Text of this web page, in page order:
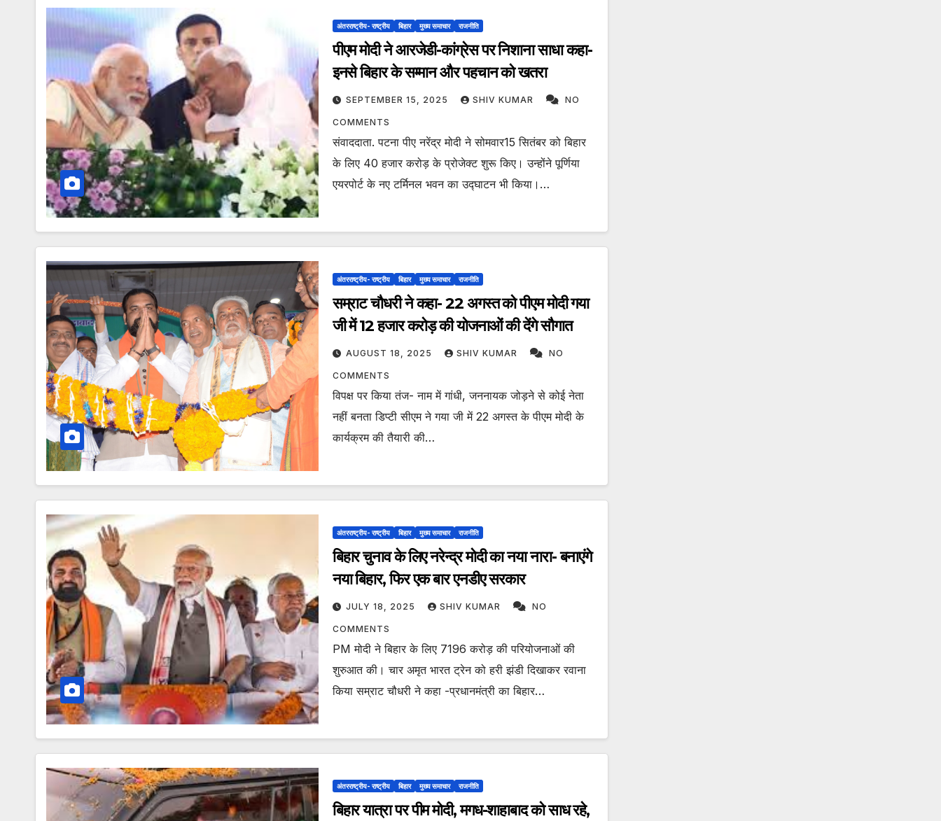
अंतरराष्ट्रीय- राष्ट्रीय बिहार मुख्य समाचार राजनीति
पीएम मोदी ने आरजेडी-कांग्रेस पर निशाना साधा कहा-
इनसे बिहार के सम्मान और पहचान को खतरा
SEPTEMBER 15, 2025 SHIV KUMAR NO
COMMENTS
संवाददाता. पटना पीए नरेंद्र मोदी ने सोमवार15 सितंबर को बिहार
के लिए 40 हजार करोड़ के प्रोजेक्ट शुरू किए। उन्होंने पूर्णिया
एयरपोर्ट के नए टर्मिनल भवन का उद्घाटन भी किया।…
अंतरराष्ट्रीय- राष्ट्रीय बिहार मुख्य समाचार राजनीति
सम्राट चौधरी ने कहा- 22 अगस्त को पीएम मोदी गया
जी में 12 हजार करोड़ की योजनाओं की देंगे सौगात
AUGUST 18, 2025 SHIV KUMAR NO
COMMENTS
विपक्ष पर किया तंज- नाम में गांधी, जननायक जोड़ने से कोई नेता
नहीं बनता डिप्टी सीएम ने गया जी में 22 अगस्त के पीएम मोदी के
कार्यक्रम की तैयारी की…
अंतरराष्ट्रीय- राष्ट्रीय बिहार मुख्य समाचार राजनीति
बिहार चुनाव के लिए नरेन्द्र मोदी का नया नारा- बनाएंगे
नया बिहार, फिर एक बार एनडीए सरकार
JULY 18, 2025 SHIV KUMAR NO
COMMENTS
PM मोदी ने बिहार के लिए 7196 करोड़ की परियोजनाओं की
शुरुआत की। चार अमृत भारत ट्रेन को हरी झंडी दिखाकर रवाना
किया सम्राट चौधरी ने कहा -प्रधानमंत्री का बिहार…
अंतरराष्ट्रीय- राष्ट्रीय बिहार मुख्य समाचार राजनीति
बिहार यात्रा पर पीम मोदी, मगध-शाहाबाद को साध रहे,